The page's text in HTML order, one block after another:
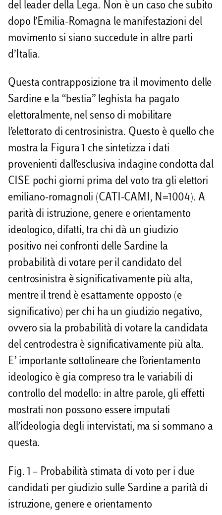
del leader della Lega. Non è un caso che subito
dopo l’Emilia-Romagna le manifestazioni del
movimento si siano succedute in altre parti
d’Italia.
Questa contrapposizione tra il movimento delle
Sardine e la “bestia” leghista ha pagato
elettoralmente, nel senso di mobilitare
l’elettorato di centrosinistra. Questo è quello che
mostra la Figura 1 che sintetizza i dati
provenienti dall’esclusiva indagine condotta dal
CISE pochi giorni prima del voto tra gli elettori
emiliano-romagnoli (CATI-CAMI, N=1004). A
parità di istruzione, genere e orientamento
ideologico, difatti, tra chi dà un giudizio
positivo nei confronti delle Sardine la
probabilità di votare per il candidato del
centrosinistra è significativamente più alta,
mentre il trend è esattamente opposto (e
significativo) per chi ha un giudizio negativo,
ovvero sia la probabilità di votare la candidata
del centrodestra è significativamente più alta.
E’ importante sottolineare che l’orientamento
ideologico è gia compreso tra le variabili di
controllo del modello: in altre parole, gli effetti
mostrati non possono essere imputati
all’ideologia degli intervistati, ma si sommano a
questa.
Fig. 1 – Probabilità stimata di voto per i due
candidati per giudizio sulle Sardine a parità di
istruzione, genere e orientamento